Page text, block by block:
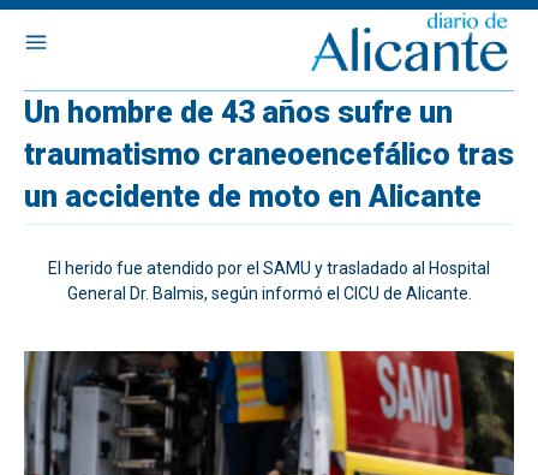
Un hombre de 43 años sufre un
traumatismo craneoencefálico tras
un accidente de moto en Alicante
El herido fue atendido por el SAMU y trasladado al Hospital
General Dr. Balmis, según informó el CICU de Alicante.